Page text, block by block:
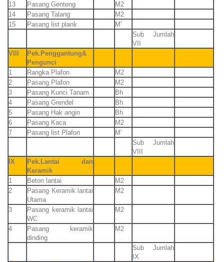
13
Pasang Genteng
M2
14
Pasang Talang
M2
15
Pasang list plank
M’
Sub Jumlah
VII
VIII
Pek.Penggantung&
Pengunci
1
Rangka Plafon
M2
2
Pasang Plafon
M2
3
Pasang Kunci Tanam
Bh
4
Pasang Grendel
Bh
5
Pasang Hak angin
Bh
6
Pasang Kaca
M2
7
Pasang list Plafon
M’
Sub Jumlah
VIII
IX
Pek.Lantai dan
Keramik
1
Beton lantai
M2
2
Pasang Keramik lantai
Utama
M2
3
Pasang keramik lantai
WC
M2
4
Pasang keramik
dinding
M2
Sub Jumlah
IX